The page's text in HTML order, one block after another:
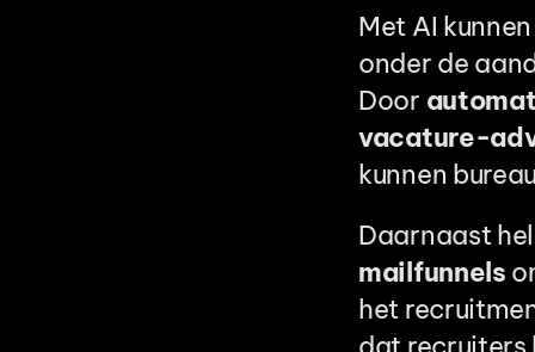
Met AI
onder de
Door
vacature-
kunnen
Daarnaast
mailfunnels
het